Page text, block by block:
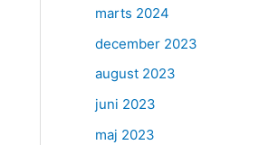
marts 2024
december 2023
august 2023
juni 2023
maj 2023